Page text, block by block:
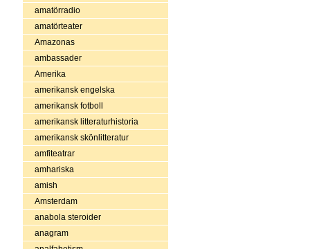
amatörradio
amatörteater
Amazonas
ambassader
Amerika
amerikansk engelska
amerikansk fotboll
amerikansk litteraturhistoria
amerikansk skönlitteratur
amfiteatrar
amhariska
amish
Amsterdam
anabola steroider
anagram